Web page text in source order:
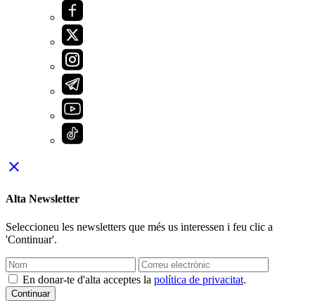
close
Alta Newsletter
Seleccioneu les newsletters que més us interessen i feu clic a
'Continuar'.
En donar-te d'alta acceptes la política de privacitat.
Continuar